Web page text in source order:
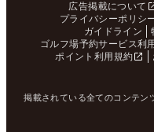
広告掲載について
プライバシーポリシ
ガイドライン
ゴルフ場予約サービス利
ポイント利用規約
掲載されている全てのコンテン